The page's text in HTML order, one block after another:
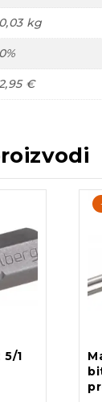
0,03 kg
0%
€
5/1